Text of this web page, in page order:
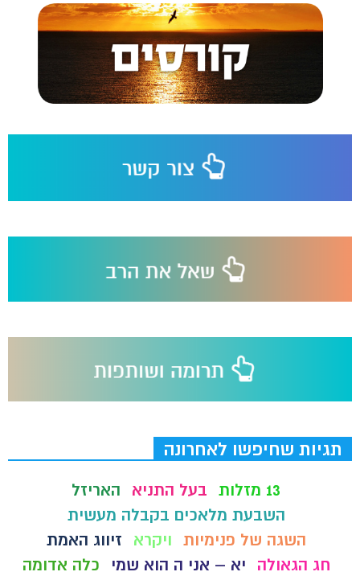
תגיות שחיפשו לאחרונה
13 מזלות בעל התניא
האריזל
השבעת מלאכים בקבלה מעשית
השגה של פנימיות ויקרא
זיווג האמת
חג הגאולה
יא – אני ה הוא שמי
כלה אדומה